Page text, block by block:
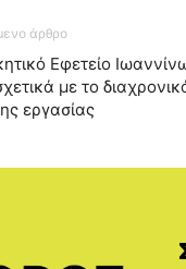
άρθρο
Εφετείο
με το
εργασίας